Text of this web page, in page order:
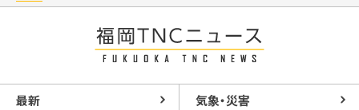
最新
気象・災害